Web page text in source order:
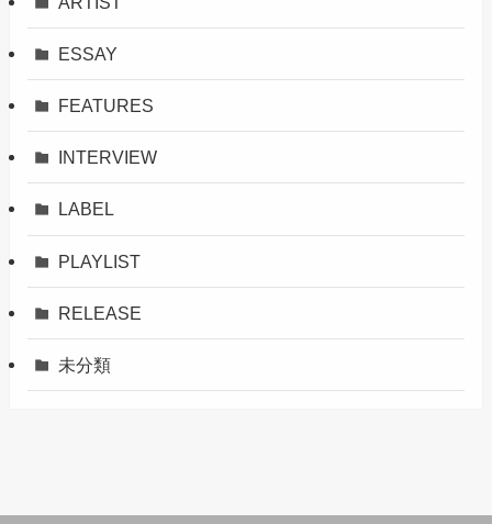
ESSAY
FEATURES
INTERVIEW
LABEL
PLAYLIST
RELEASE
未分類